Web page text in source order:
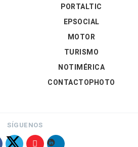
PORTALTIC
EPSOCIAL
MOTOR
TURISMO
NOTIMÉRICA
CONTACTOPHOTO
SÍGUENOS